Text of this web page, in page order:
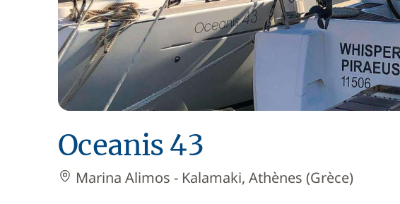
Oceanis 43
Marina Alimos - Kalamaki, Athènes (Grèce)